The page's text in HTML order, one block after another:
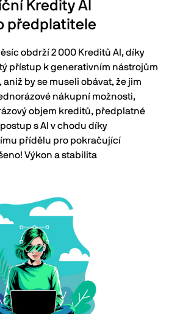
Kredity AI
předplatitele
obdrží 2 000 Kreditů AI, díky
přístup k generativním nástrojům
aniž by se museli obávat, že jim
nákupní možnosti,
objem kreditů, předplatné
s AI v chodu díky
přídělu pro pokračující
Výkon a stabilita